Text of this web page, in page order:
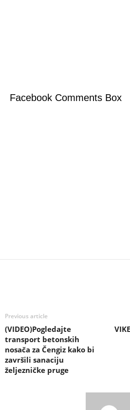
Facebook Comments Box
Previous article
(VIDEO)Pogledajte
transport betonskih
nosača za Čengiz kako bi
završili sanaciju
željezničke pruge